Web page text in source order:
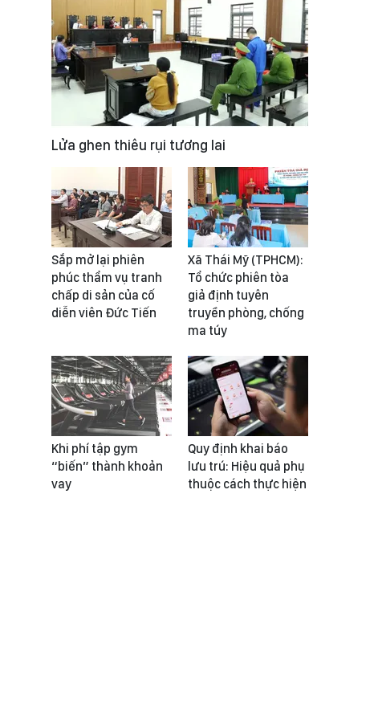
Lửa ghen thiêu rụi tương lai
Sắp mở lại phiên
phúc thẩm vụ tranh
chấp di sản của cố
diễn viên Đức Tiến
Xã Thái Mỹ (TPHCM):
Tổ chức phiên tòa
giả định tuyên
truyền phòng, chống
ma túy
Khi phí tập gym
“biến” thành khoản
vay
Quy định khai báo
lưu trú: Hiệu quả phụ
thuộc cách thực hiện